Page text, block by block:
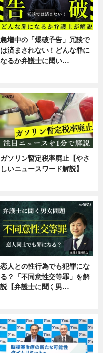
急増中の「爆破予告」冗談で
は済まされない！どんな罪に
なるか弁護士に聞い…
ガソリン暫定税率廃止【やさ
しいニュースワード解説】
恋人との性行為でも犯罪にな
る？「不同意性交等罪」を解
説【弁護士に聞く男…